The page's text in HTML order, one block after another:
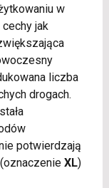
w
jak
liczba
drogach.
potwierdzają
XL)